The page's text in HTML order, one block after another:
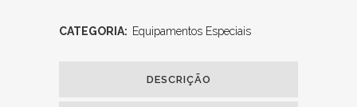
CATEGORIA: Equipamentos Especiais
DESCRIÇÃO